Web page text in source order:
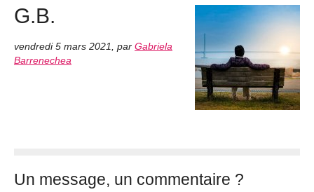
G.B.
vendredi 5 mars 2021, par Gabriela
Barrenechea
Un message, un commentaire ?